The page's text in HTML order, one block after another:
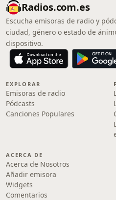
Radios.com.es
Escucha emisoras de radio y
ciudad, género o estado de
dispositivo.
EXPLORAR
Emisoras de radio
Pódcasts
Canciones Populares
ACERCA DE
Acerca de Nosotros
Añadir emisora
Widgets
Comentarios